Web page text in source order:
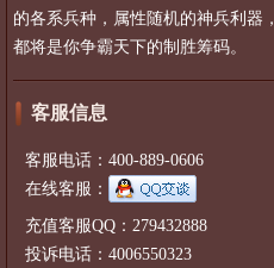
的各系兵种，属性随机的神兵利器，
都将是你争霸天下的制胜筹码。
客服信息
客服电话：400-889-0606
在线客服：
充值客服QQ：279432888
投诉电话：4006550323